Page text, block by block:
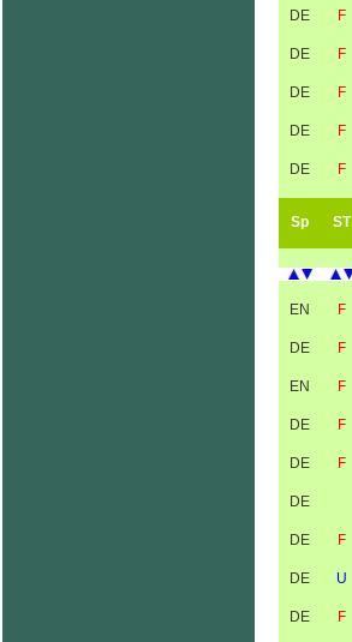
DE F
DE F
DE F
DE F
DE F
Sp ST
EN F
DE F
EN F
DE F
DE F
DE
DE F
DE U
DE F